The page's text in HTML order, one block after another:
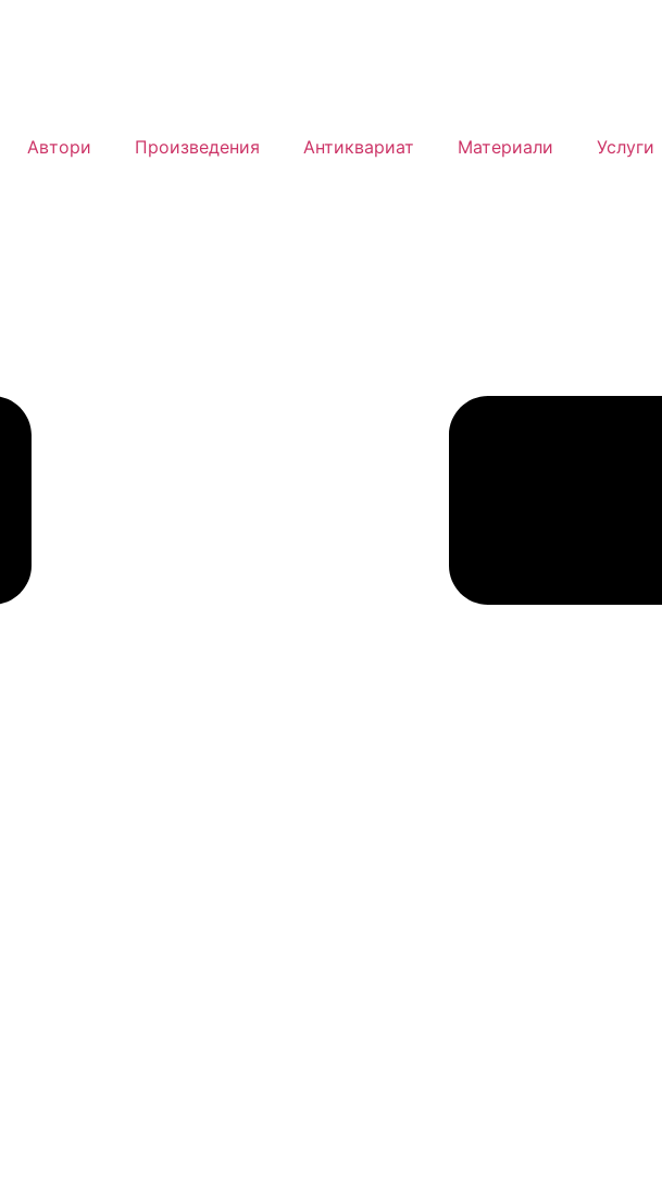
Автори Произведения Антиквариат Материали Услуги